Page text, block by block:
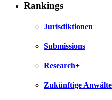
Rankings
Jurisdiktionen
Submissions
Research+
Zukünftige Anwälte